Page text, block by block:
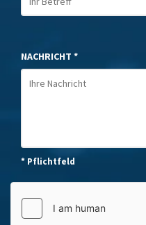
NACHRICHT *
* Pflichtfeld